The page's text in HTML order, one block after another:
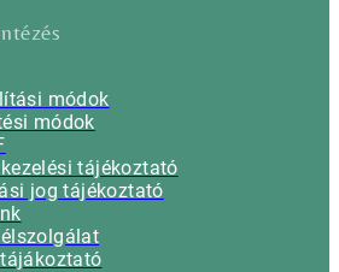
módok
módok
tájékoztató
jog tájékoztató